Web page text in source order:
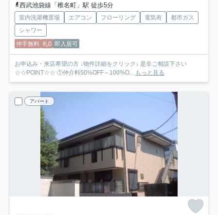
西武池袋線「椎名町」駅 徒歩5分
室内洗濯機置場 エアコン フローリング 電気有
都市ガス
シャワー
仲手無料 礼0 即入居可
お申込み・来店希望の方 ↓物件詳細をクリック↓ 是非ご相談下さい
☆☆POINT☆☆ ①仲介料50%OFF～100%O... もっと見る
アパート